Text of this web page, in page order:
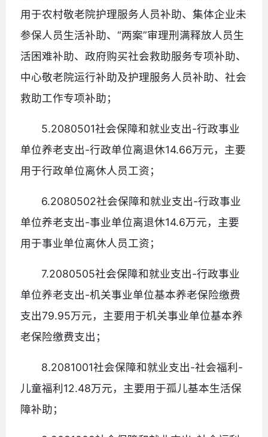
用于农村敬老院护理服务人员补助、集体企业未
参保人员生活补助、“两案”审理刑满释放人员生
活困难补助、政府购买社会救助服务专项补助、
中心敬老院运行补助及护理服务人员补助、社会
救助工作专项补助；
5.2080501社会保障和就业支出-行政事业
单位养老支出-行政单位离退休14.66万元，主要
用于行政单位离休人员工资；
6.2080502社会保障和就业支出-行政事业
单位养老支出-事业单位离退休14.6万元，主要
用于事业单位离休人员工资；
7.2080505社会保障和就业支出-行政事业
单位养老支出-机关事业单位基本养老保险缴费
支出79.95万元，主要用于机关事业单位基本养
老保险缴费支出；
8.2081001社会保障和就业支出-社会福利-
儿童福利12.48万元，主要用于孤儿基本生活保
障补助；